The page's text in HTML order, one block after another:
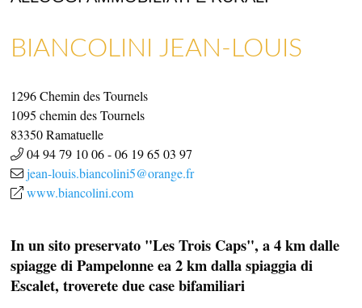
BIANCOLINI JEAN-LOUIS
1296 Chemin des Tournels
1095 chemin des Tournels
83350 Ramatuelle
04 94 79 10 06-06 19 65 03 97
jean-louis.biancolini5@orange.fr
www.biancolini.com
In un sito preservato "Les Trois Caps", a 4 km dalle
spiagge di Pampelonne ea 2 km dalla spiaggia di
Escalet, troverete due case bifamiliari